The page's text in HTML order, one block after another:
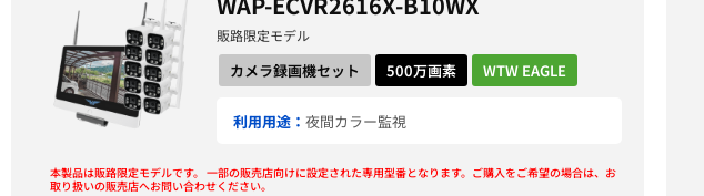
販路限定モデル
カメラ録画機セット 500万画素 WTW EAGLE
利用用途： 夜間カラー監視
本製品は販路限定モデルです。 一部の販売店向けに設定された専用型番となります。ご購入をご希望の場合は、お
取り扱いの販売店へお問い合わせください。